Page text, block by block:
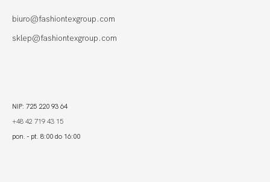
biuro@fashiontexgroup.com
sklep@fashiontexgroup.com
NIP: 725 220 93 64
+48 42 719 43 15
pon. - pt. 8:00 do 16:00